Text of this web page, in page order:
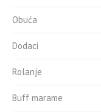
Obuća
Dodaci
Rolanje
Buff marame